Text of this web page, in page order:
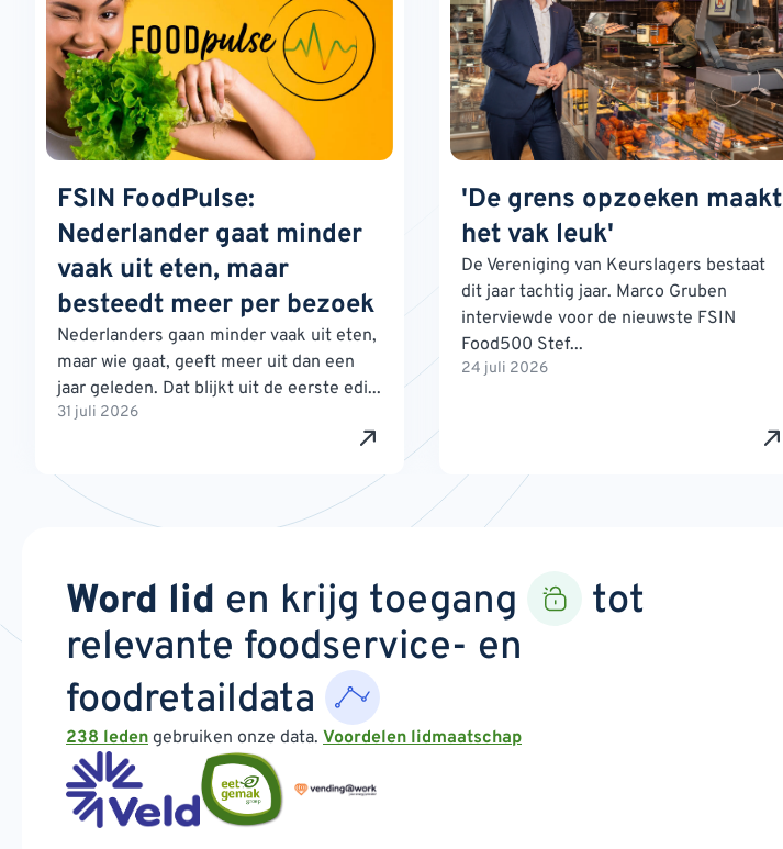
FSIN FoodPulse:
Nederlander gaat minder
vaak uit eten, maar
besteedt meer per bezoek
Nederlanders gaan minder vaak uit eten,
maar wie gaat, geeft meer uit dan een
jaar geleden. Dat blijkt uit de eerste edi...
31 juli 2026
'De grens opzoeken maakt
het vak leuk'
De Vereniging van Keurslagers bestaat
dit jaar tachtig jaar. Marco Gruben
interviewde voor de nieuwste FSIN
Food500 Stef...
24 juli 2026
Word lid en krijg toegang
tot
relevante foodservice- en
foodretaildata
238 leden gebruiken onze data. Voordelen lidmaatschap